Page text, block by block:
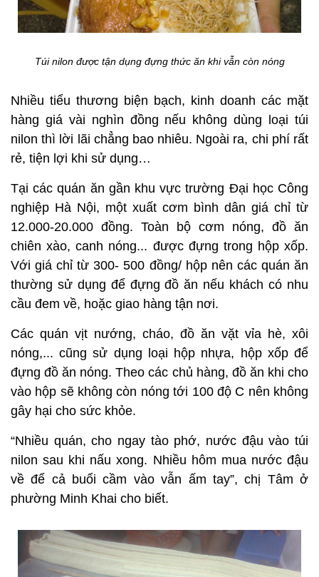
Túi nilon được tận dụng đựng thức ăn khi vẫn còn nóng
Nhiều tiểu thương biện bạch, kinh doanh các mặt
hàng giá vài nghìn đồng nếu không dùng loại túi
nilon thì lời lãi chẳng bao nhiêu. Ngoài ra, chi phí rất
rẻ, tiện lợi khi sử dụng…
Tại các quán ăn gần khu vực trường Đại học Công
nghiệp Hà Nội, một xuất cơm bình dân giá chỉ từ
12.000-20.000 đồng. Toàn bộ cơm nóng, đồ ăn
chiên xào, canh nóng... được đựng trong hộp xốp.
Với giá chỉ từ 300- 500 đồng/ hộp nên các quán ăn
thường sử dụng để đựng đồ ăn nếu khách có nhu
cầu đem về, hoặc giao hàng tận nơi.
Các quán vịt nướng, cháo, đồ ăn vặt vỉa hè, xôi
nóng,... cũng sử dụng loại hộp nhựa, hộp xốp để
đựng đồ ăn nóng. Theo các chủ hàng, đồ ăn khi cho
vào hộp sẽ không còn nóng tới 100 độ C nên không
gây hại cho sức khỏe.
“Nhiều quán, cho ngay tào phớ, nước đậu vào túi
nilon sau khi nấu xong. Nhiều hôm mua nước đậu
về để cả buổi cầm vào vẫn ấm tay”, chị Tâm ở
phường Minh Khai cho biết.